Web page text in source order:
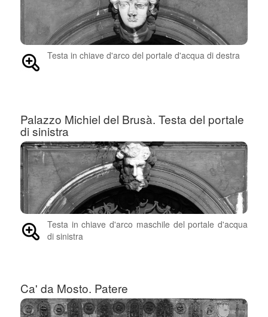
Testa in chiave d'arco del portale d'acqua di destra
Palazzo Michiel del Brusà. Testa del portale
di sinistra
Testa in chiave d'arco maschile del portale d'acqua
di sinistra
Ca' da Mosto. Patere